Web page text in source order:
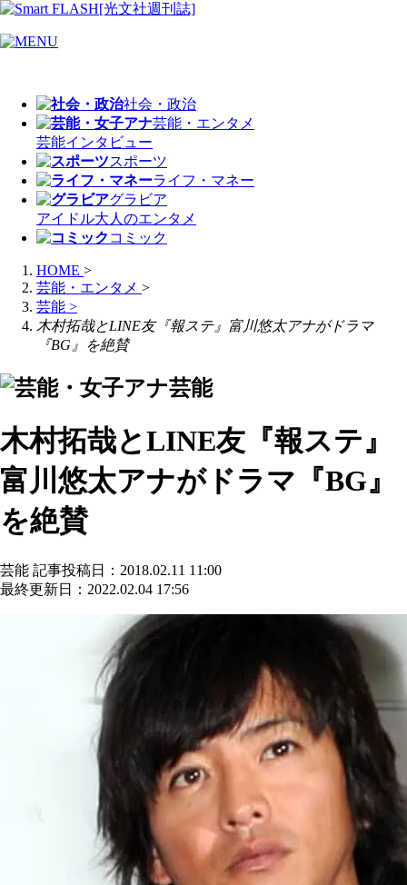
社会・政治
芸能・エンタメ
芸能インタビュー
スポーツ
ライフ・マネー
グラビア
アイドル大人のエンタメ
コミック
HOME >
芸能・エンタメ >
芸能 >
木村拓哉とLINE友『報ステ』富川悠太アナがドラマ
『BG』を絶賛
芸能
木村拓哉とLINE友『報ステ』
富川悠太アナがドラマ『BG』
を絶賛
芸能 記事投稿日：2018.02.11 11:00
最終更新日：2022.02.04 17:56